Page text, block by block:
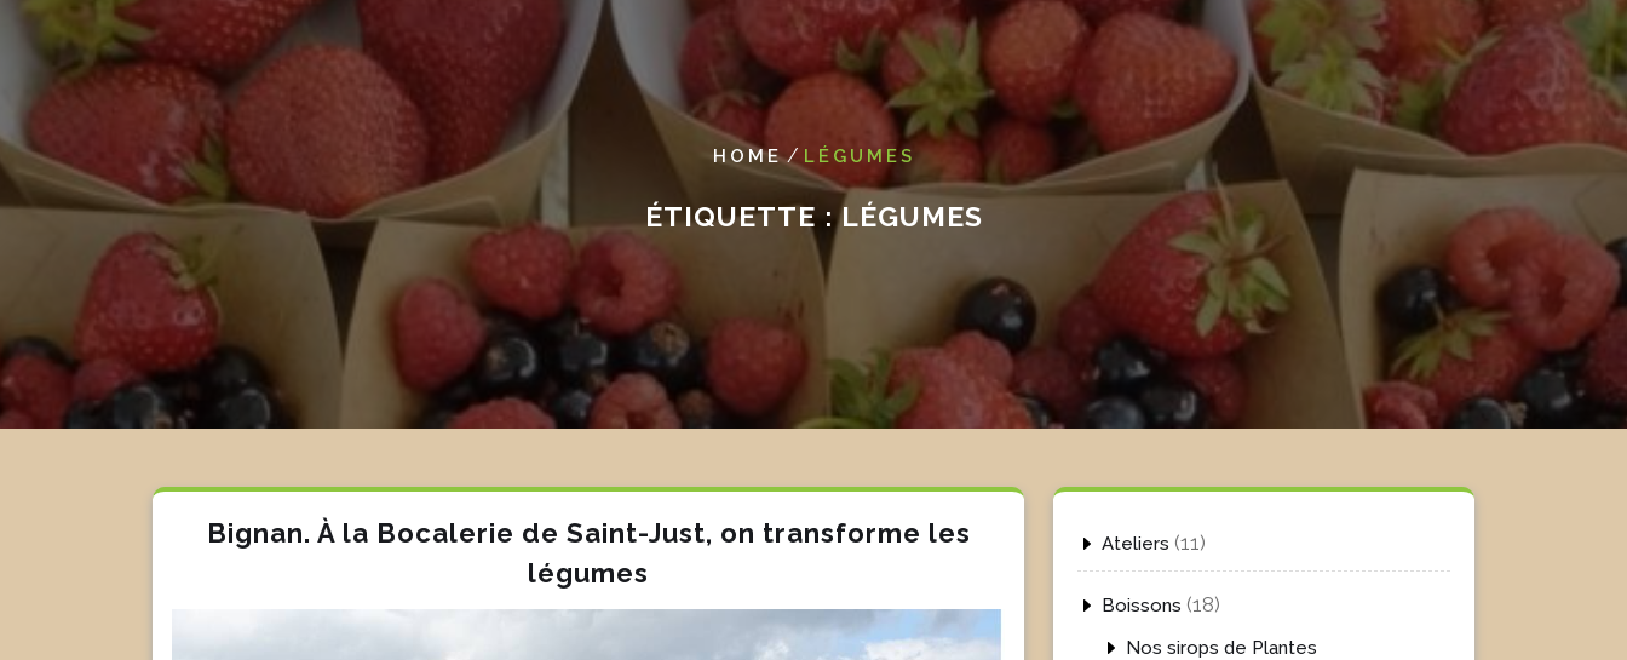
HOME/ LÉGUMES
ÉTIQUETTE :LÉGUMES
Bignan. À la Bocalerie de Saint-Just, on transforme les
légumes
Ateliers 11 11
produits
Boissons 1818
Nos sirops de Plantes